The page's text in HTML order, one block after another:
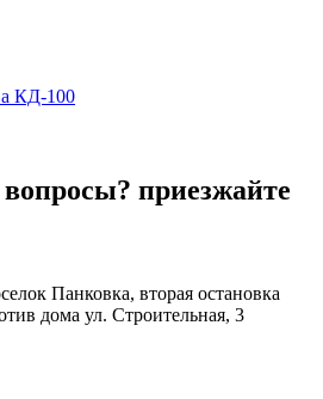
приезжайте
Панковка, вторая остановка
дома ул. Строительная, 3